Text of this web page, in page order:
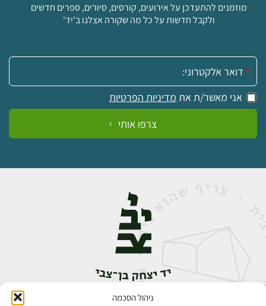
ניהול הסכמה
מוזמנים להתעדכן על אירועים, קורסים, סיורים, ספרים חדשים
ולקבל חדשות על כל מה שקורה אצלנו ב'יד'
אימייל:
אני מאשר/ת את מדיניות הפרטיות
צרפו אותי
אבן גבירול 14, רחביה, ירושלים